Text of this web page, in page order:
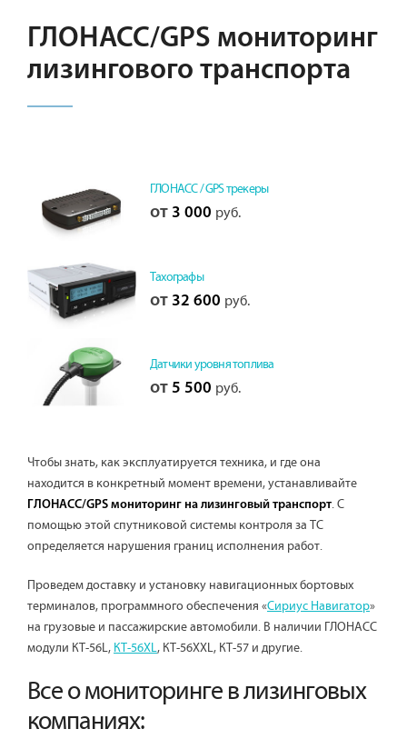
ГЛОНАСС/GPS мониторинг
лизингового транспорта
ГЛОНАСС / GPS трекеры
от 3 000 руб.
Тахографы
от 32 600 руб.
Датчики уровня топлива
от 5 500 руб.
Чтобы знать, как эксплуатируется техника, и где она
находится в конкретный момент времени, устанавливайте
ГЛОНАСС/GPS мониторинг на лизинговый транспорт. С
помощью этой спутниковой системы контроля за ТС
определяется нарушения границ исполнения работ.
Проведем доставку и установку навигационных бортовых
терминалов, программного обеспечения «Сириус Навигатор»
на грузовые и пассажирские автомобили. В наличии ГЛОНАСС
модули КТ-56L, КТ-56XL, КТ-56XXL, КТ-57 и другие.
Все о мониторинге в лизинговых
компаниях: